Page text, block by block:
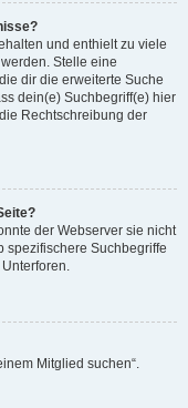
und enthielt zu viele
Stelle eine
dir die erweiterte Suche
dein(e) Suchbegriff(e) hier
Rechtschreibung der
der Webserver sie nicht
spezifischere Suchbegriffe
Mitglied suchen“.